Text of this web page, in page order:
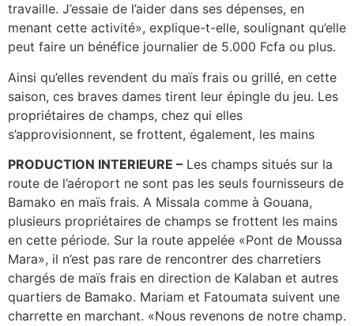
travaille. J’essaie de l’aider dans ses dépenses, en
menant cette activité», explique-t-elle, soulignant qu’elle
peut faire un bénéfice journalier de 5.000 Fcfa ou plus.
Ainsi qu’elles revendent du maïs frais ou grillé, en cette
saison, ces braves dames tirent leur épingle du jeu. Les
propriétaires de champs, chez qui elles
s’approvisionnent, se frottent, également, les mains
PRODUCTION INTERIEURE – Les champs situés sur la
route de l’aéroport ne sont pas les seuls fournisseurs de
Bamako en maïs frais. A Missala comme à Gouana,
plusieurs propriétaires de champs se frottent les mains
en cette période. Sur la route appelée «Pont de Moussa
Mara», il n’est pas rare de rencontrer des charretiers
chargés de maïs frais en direction de Kalaban et autres
quartiers de Bamako. Mariam et Fatoumata suivent une
charrette en marchant. «Nous revenons de notre champ.